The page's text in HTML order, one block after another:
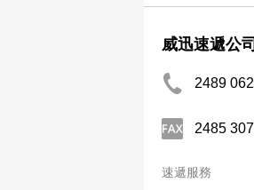
威迅速遞公司
2489
2485
速遞服務